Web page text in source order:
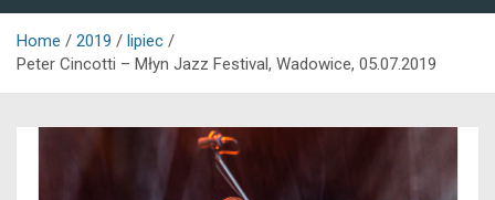
Home 2019
lipiec
Peter Cincotti – Młyn Jazz Festival, Wadowice, 05.07.2019